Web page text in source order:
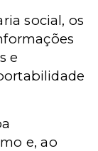
social, os
e
e, ao